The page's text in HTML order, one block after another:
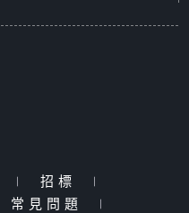
| 招標
|
常見問題
|